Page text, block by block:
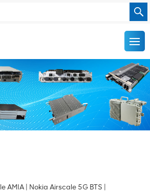
AMIA | Nokia Airscale 5G BTS |